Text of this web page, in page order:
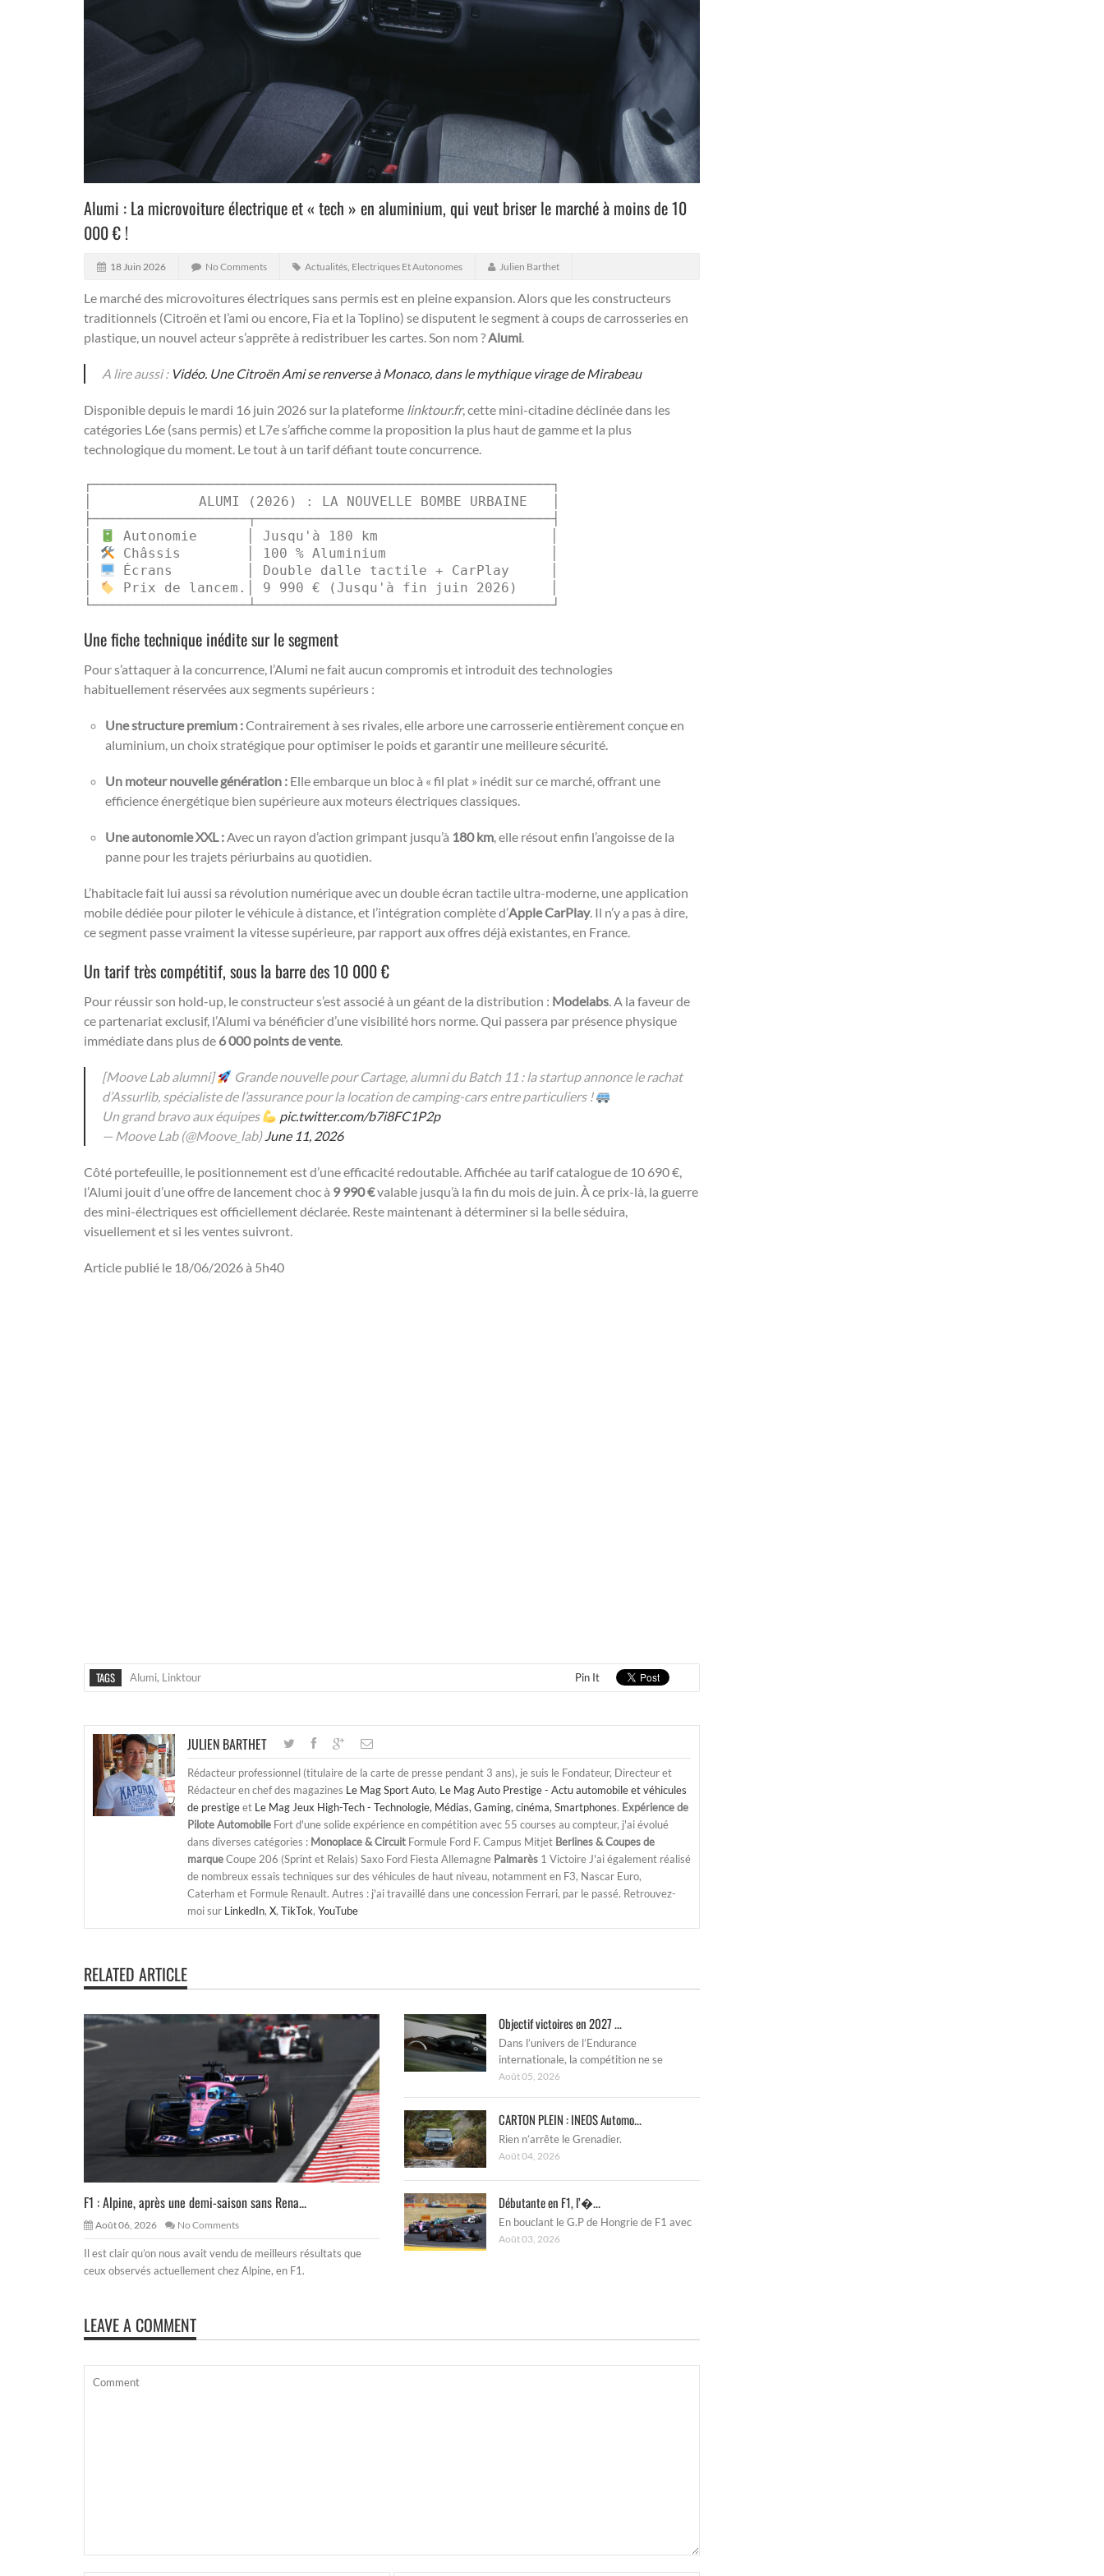
Alumi : La microvoiture électrique et « tech » en aluminium, qui veut briser le marché à moins de 10
000 € !
18 Juin 2026 No Comments Actualités, Electriques Et Autonomes Julien Barthet
Le marché des microvoitures électriques sans permis est en pleine expansion.Alors que les constructeurs
traditionnels (Citroën et l’ami ou encore, Fia et la Toplino) se disputent le segment à coups de carrosseries en
plastique, un nouvel acteur s’apprête à redistribuer les cartes. Son nom ?Alumi.
A lire aussi : Vidéo. Une Citroën Ami se renverse à Monaco, dans le mythique virage de Mirabeau
Disponible depuis le mardi 16 juin 2026 sur la plateforme linktour.fr, cette mini-citadine déclinée dans les
catégories L6e (sans permis) et L7e s’affiche comme la proposition la plus haut de gamme et la plus
technologique du moment. Le tout à un tarif défiant toute concurrence.
┌────────────────────────────────────────────────────────┐
│             ALUMI (2026) : LA NOUVELLE BOMBE URBAINE   │
├───────────────────┬────────────────────────────────────┤
Autonomie      │ Jusqu'à 180 km                     │
Châssis        │ 100 % Aluminium                    │
Écrans         │ Double dalle tactile + CarPlay     │
Prix de lancem.│ 9 990 € (Jusqu'à fin juin 2026)    │
Une fiche technique inédite sur le segment
Pour s’attaquer à la concurrence, l’Alumi ne fait aucun compromis et introduit des technologies
habituellement réservées aux segments supérieurs :
Une structure premium :Contrairement à ses rivales, elle arbore une carrosserie entièrement conçue en
aluminium, un choix stratégique pour optimiser le poids et garantir une meilleure sécurité.
Un moteur nouvelle génération : Elle embarque un bloc à « fil plat » inédit sur ce marché, offrant une
efficience énergétique bien supérieure aux moteurs électriques classiques.
Une autonomie XXL :Avec un rayon d’action grimpant jusqu’à 180 km, elle résout enfin l’angoisse de la
panne pour les trajets périurbains au quotidien.
L’habitacle fait lui aussi sa révolution numérique avec un double écran tactile ultra-moderne, une application
mobile dédiée pour piloter le véhicule à distance, et l’intégration complète d’Apple CarPlay. Il n’y a pas à dire,
ce segment passe vraiment la vitesse supérieure, par rapport aux offres déjà existantes, en France.
Un tarif très compétitif, sous la barre des 10 000 €
Pour réussir son hold-up, le constructeur s’est associé à un géant de la distribution : Modelabs. A la faveur de
ce partenariat exclusif, l’Alumi va bénéficier d’une visibilité hors norme. Qui passera par présence physique
immédiate dans plus de 6 000 points de vente.
[Moove Lab alumni]
Grande nouvelle pour Cartage, alumni du Batch 11 : la startup annonce le rachat
d’Assurlib, spécialiste de l’assurance pour la location de camping-cars entre particuliers !
Un grand bravo aux équipes
pic.twitter.com/b7i8FC1P2p
— Moove Lab (@Moove_lab)June 11, 2026
Côté portefeuille, le positionnement est d’une efficacité redoutable. Affichée au tarif catalogue de 10 690 €,
l’Alumi jouit d’une offre de lancement choc à 9 990 €valable jusqu’à la fin du mois de juin. À ce prix-là, la guerre
des mini-électriques est officiellement déclarée. Reste maintenant à déterminer si la belle séduira,
visuellement et si les ventes suivront.
Article publié le 18/06/2026 à 5h40
TAGS Alumi, Linktour Pin It
JULIEN BARTHET
Rédacteur professionnel (titulaire de la carte de presse pendant 3 ans), je suis le Fondateur, Directeur et
Rédacteur en chef des magazines Le Mag Sport Auto, Le Mag Auto Prestige - Actu automobile et véhicules
de prestigeet Le Mag Jeux High-Tech - Technologie, Médias, Gaming, cinéma, Smartphones. Expérience de
Pilote Automobile Fort d'une solide expérience en compétition avec 55 courses au compteur, j'ai évolué
dans diverses catégories : Monoplace & Circuit Formule Ford F. Campus Mitjet Berlines & Coupes de
marqueCoupe 206 (Sprint et Relais) Saxo Ford Fiesta Allemagne Palmarès 1 Victoire J'ai également réalisé
de nombreux essais techniques sur des véhicules de haut niveau, notamment en F3, Nascar Euro,
Caterham et Formule Renault. Autres : j'ai travaillé dans une concession Ferrari, par le passé. Retrouvez-
moi sur LinkedIn, X, TikTok, YouTube
RELATED ARTICLE
F1 : Alpine, après une demi-saison sans Rena...
Août 06, 2026 No Comments
Il est clair qu’on nous avait vendu de meilleurs résultats que
ceux observés actuellement chez Alpine, en F1.
Objectif victoires en 2027 ...
Dans l’univers de l’Endurance
internationale, la compétition ne se
Août 05, 2026
CARTON PLEIN : INEOS Automo...
Rien n’arrête le Grenadier.
Août 04, 2026
Débutante en F1, l’�...
En bouclant le G.P de Hongrie de F1 avec
Août 03, 2026
LEAVE A COMMENT